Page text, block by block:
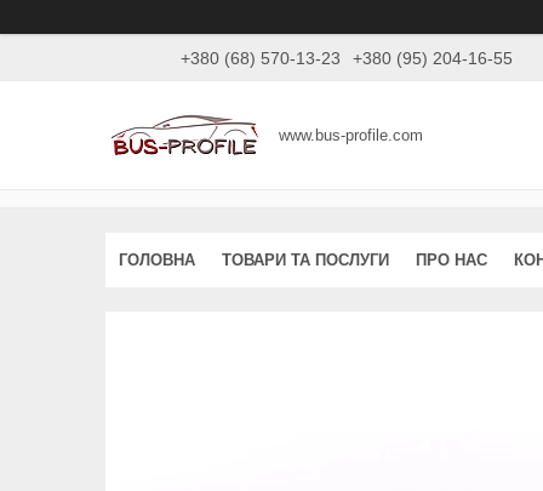
+380 (68) 570-13-23 +380 (95) 204-16-55
www.bus-profile.com
ГОЛОВНА ТОВАРИ ТА ПОСЛУГИ ПРО НАС